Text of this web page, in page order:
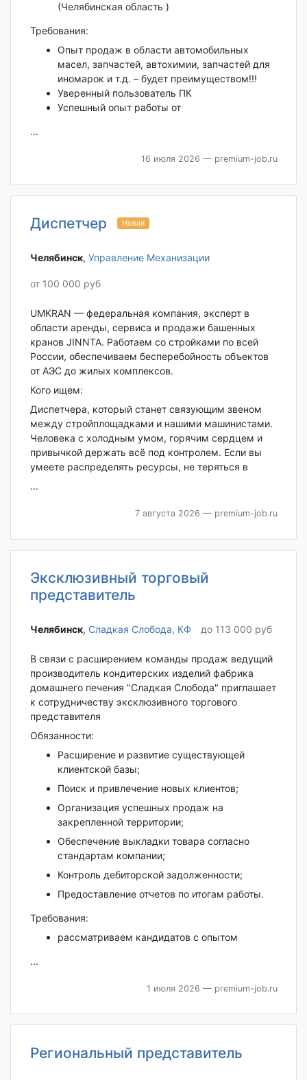
(Челябинская область )
Требования:
Опыт продаж в области автомобильных
масел, запчастей, автохимии, запчастей для
иномарок и т.д. – будет преимуществом!!!
Уверенный пользователь ПК
Успешный опыт работы от
...
16 июля 2026 — premium-job.ru
Диспетчер Новая
Челябинск‎, Управление Механизации
от 100 000 руб
UMKRAN — федеральная компания, эксперт в
области аренды, сервиса и продажи башенных
кранов JINNTA. Работаем со стройками по всей
России, обеспечиваем бесперебойность объектов
от АЭС до жилых комплексов.
Кого ищем:
Диспетчера, который станет связующим звеном
между стройплощадками и нашими машинистами.
Человека с холодным умом, горячим сердцем и
привычкой держать всё под контролем. Если вы
умеете распределять ресурсы, не теряться в
...
7 августа 2026 — premium-job.ru
Эксклюзивный торговый
представитель
Челябинск‎, Сладкая Слобода, КФ до 113 000 руб
В связи с расширением команды продаж ведущий
производитель кондитерских изделий фабрика
домашнего печения "Сладкая Слобода" приглашает
к сотрудничеству эксклюзивного торгового
представителя
Обязанности:
Расширение и развитие существующей
клиентской базы;
Поиск и привлечение новых клиентов;
Организация успешных продаж на
закрепленной территории;
Обеспечение выкладки товара согласно
стандартам компании;
Контроль дебиторской задолженности;
Предоставление отчетов по итогам работы.
Требования:
рассматриваем кандидатов с опытом
...
1 июля 2026 — premium-job.ru
Региональный представитель